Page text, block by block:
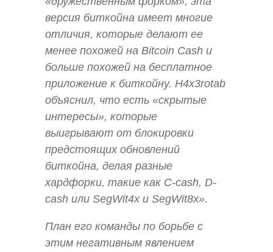
версия биткойна имеет многие
отличия, которые делают ее
менее похожей на Bitcoin Cash и
больше похожей на бесплатное
приложение к биткойну. H4x3rotab
объяснил, что есть «скрытые
интересы», которые
выигрывают от блокировки
предстоящих обновлений
биткойна, делая разные
хардфорки, такие как C-cash, D-
cash или SegWit4x и SegWit8x».
План его команды по борьбе с
этим негативным явлением